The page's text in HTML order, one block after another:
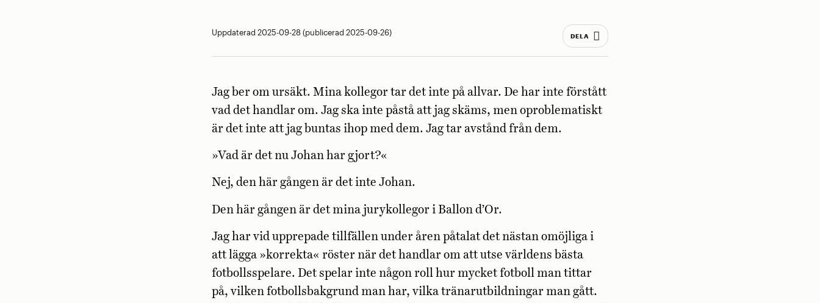
Uppdaterad 2025-09-28 (publicerad 2025-09-26) DELA
Jag ber om ursäkt. Mina kollegor tar det inte på allvar. De har inte förstått
vad det handlar om. Jag ska inte påstå att jag skäms, men oproblematiskt
är det inte att jag buntas ihop med dem. Jag tar avstånd från dem.
»Vad är det nu Johan har gjort?«
Nej, den här gången är det inte Johan.
Den här gången är det mina jurykollegor i Ballon d’Or.
Jag har vid upprepade tillfällen under åren påtalat det nästan omöjliga i
att lägga »korrekta« röster när det handlar om att utse världens bästa
fotbollsspelare. Det spelar inte någon roll hur mycket fotboll man tittar
på, vilken fotbollsbakgrund man har, vilka tränarutbildningar man gått.